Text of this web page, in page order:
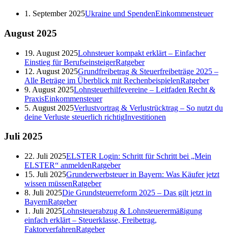
1. September 2025Ukraine und SpendenEinkommensteuer
August 2025
19. August 2025Lohnsteuer kompakt erklärt – Einfacher
Einstieg für BerufseinsteigerRatgeber
12. August 2025Grundfreibetrag & Steuerfreibeträge 2025 –
Alle Beträge im Überblick mit RechenbeispielenRatgeber
9. August 2025Lohnsteuerhilfevereine – Leitfaden Recht &
PraxisEinkommensteuer
5. August 2025Verlustvortrag & Verlustrücktrag – So nutzt du
deine Verluste steuerlich richtigInvestitionen
Juli 2025
22. Juli 2025ELSTER Login: Schritt für Schritt bei „Mein
ELSTER“ anmeldenRatgeber
15. Juli 2025Grunderwerbsteuer in Bayern: Was Käufer jetzt
wissen müssenRatgeber
8. Juli 2025Die Grundsteuerreform 2025 – Das gilt jetzt in
BayernRatgeber
1. Juli 2025Lohnsteuerabzug & Lohnsteuerermäßigung
einfach erklärt – Steuerklasse, Freibetrag,
FaktorverfahrenRatgeber